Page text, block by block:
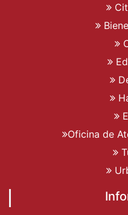
Oficina de